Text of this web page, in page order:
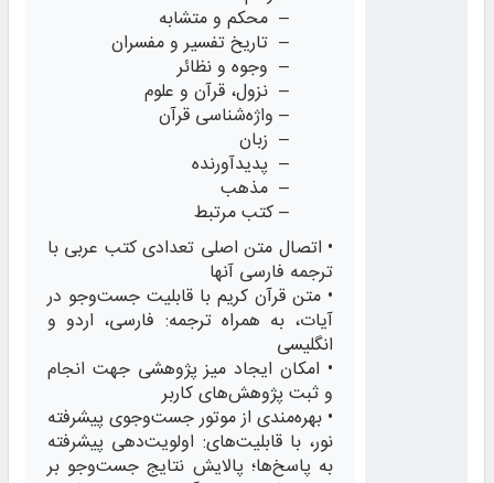
– محکم و متشابه
– تاریخ تفسیر و مفسران
– وجوه و نظائر
– نزول، قرآن و علوم
– واژه‌شناسی قرآن
– زبان
– پدیدآورنده
– مذهب
– کتب مرتبط
• اتصال متن اصلی تعدادی کتب عربی با
ترجمه فارسی آنها
• متن قرآن کریم با قابلیت جست‌وجو در
آیات، به همراه ترجمه: فارسی، اردو و
انگلیسی
• امکان ایجاد میز پژوهشی جهت انجام
و ثبت پژوهش‌های کاربر
• بهره‌مندی از موتور جست‌وجوی پیشرفته
نور، با قابلیت‌های: اولویت‌دهی پیشرفته
به پاسخ‌ها؛ پالایش نتایج جست‌وجو بر